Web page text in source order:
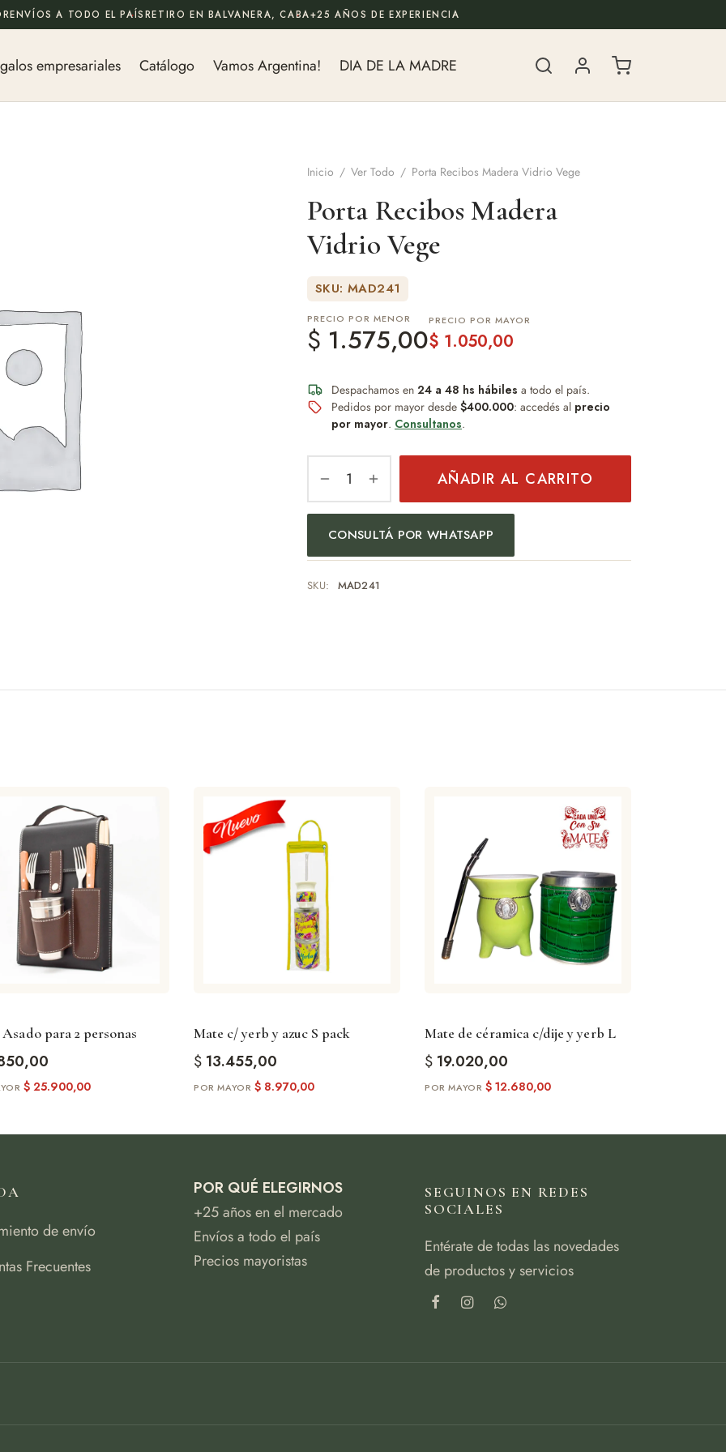
empresariales Catálogo Vamos Argentina! DIA DE LA MADRE
Inicio / Ver Todo / Porta Recibos Madera Vidrio Vege
Porta Recibos Madera
Vidrio Vege
SKU: MAD241
PRECIO POR MENOR
$ 1.575,00
PRECIO POR MAYOR
$ 1.050,00
Despachamos en 24 a 48 hs hábiles a todo el país.
Pedidos por mayor desde $400.000: accedés al precio
por mayor. Consultanos.
AÑADIR AL CARRITO
CONSULTÁ POR WHATSAPP
SKU: MAD241
Asado para 2 personas
$ 25.900,00
Mate c/ yerb y azuc S pack
$ 13.455,00
$ 8.970,00
Mate de céramica c/dije y yerb L
$ 19.020,00
$ 12.680,00
de envío
Frecuentes
POR QUÉ ELEGIRNOS
+25 años en el mercado
Envíos a todo el país
Precios mayoristas
SEGUINOS EN REDES
SOCIALES
Entérate de todas las novedades
de productos y servicios
ENVÍOS A TODO EL PAÍSRETIRO EN BALVANERA, CABA+25 AÑOS DE EXPERIENCIA